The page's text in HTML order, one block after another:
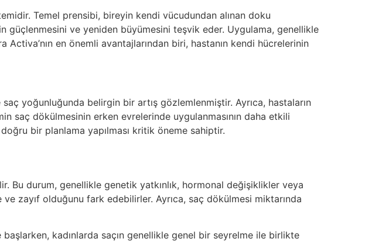
Temel prensibi, bireyin kendi vücudundan alınan doku
ve yeniden büyümesini teşvik eder. Uygulama, genellikle
en önemli avantajlarından biri, hastanın kendi hücrelerinin
yoğunluğunda belirgin bir artış gözlemlenmiştir. Ayrıca, hastaların
saç dökülmesinin erken evrelerinde uygulanmasının daha etkili
bir planlama yapılması kritik öneme sahiptir.
Bu durum, genellikle genetik yatkınlık, hormonal değişiklikler veya
zayıf olduğunu fark edebilirler. Ayrıca, saç dökülmesi miktarında
kadınlarda saçın genellikle genel bir seyrelme ile birlikte